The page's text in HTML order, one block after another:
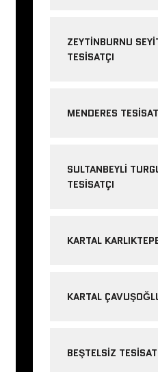
ZEYTINBURNU
TESISATÇI
MENDERES
SULTANBEYLI
TESISATÇI
KARTAL
KARTAL
BEŞTELSIZ